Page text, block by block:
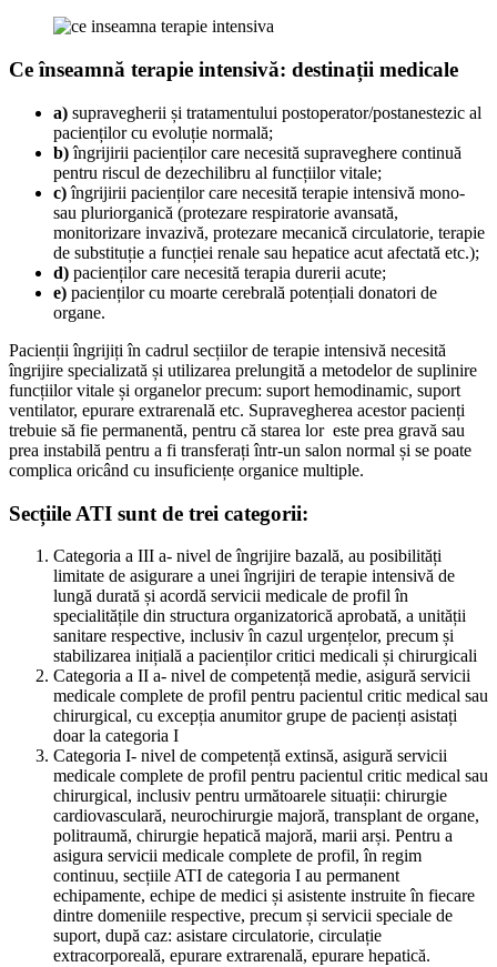
Ce înseamnă terapie intensivă: destinații medicale
a) supravegherii și tratamentului postoperator/postanestezic al
pacienților cu evoluție normală;
b)îngrijirii pacienților care necesită supraveghere continuă
pentru riscul de dezechilibru al funcțiilor vitale;
c)îngrijirii pacienților care necesită terapie intensivă mono-
sau pluriorganică (protezare respiratorie avansată,
monitorizare invazivă, protezare mecanică circulatorie, terapie
de substituție a funcției renale sau hepatice acut afectată etc.);
d) pacienților care necesită terapia durerii acute;
e) pacienților cu moarte cerebrală potențiali donatori de
organe.
Pacienții îngrijiți în cadrul secțiilor de terapie intensivă necesită
îngrijire specializată și utilizarea prelungită a metodelor de suplinire
funcțiilor vitale și organelor precum: suport hemodinamic, suport
ventilator, epurare extrarenală etc. Supravegherea acestor pacienți
trebuie să fie permanentă, pentru că starea lor este prea gravă sau
prea instabilă pentru a fi transferați într-un salon normal și se poate
complica oricând cu insuficiențe organice multiple.
Secțiile ATI sunt de trei categorii:
Categoria a III a- nivel de îngrijire bazală, au posibilități
limitate de asigurare a unei îngrijiri de terapie intensivă de
lungă durată și acordă servicii medicale de profil în
specialitățile din structura organizatorică aprobată, a unității
sanitare respective, inclusiv în cazul urgențelor, precum și
stabilizarea inițială a pacienților critici medicali și chirurgicali
Categoria a II a- nivel de competență medie, asigură servicii
medicale complete de profil pentru pacientul critic medical sau
chirurgical, cu excepția anumitor grupe de pacienți asistați
doar la categoria I
Categoria I- nivel de competență extinsă, asigură servicii
medicale complete de profil pentru pacientul critic medical sau
chirurgical, inclusiv pentru următoarele situații: chirurgie
cardiovasculară, neurochirurgie majoră, transplant de organe,
politraumă, chirurgie hepatică majoră, marii arși. Pentru a
asigura servicii medicale complete de profil, în regim
continuu, secțiile ATI de categoria I au permanent
echipamente, echipe de medici și asistente instruite în fiecare
dintre domeniile respective, precum și servicii speciale de
suport, după caz: asistare circulatorie, circulație
extracorporeală, epurare extrarenală, epurare hepatică.